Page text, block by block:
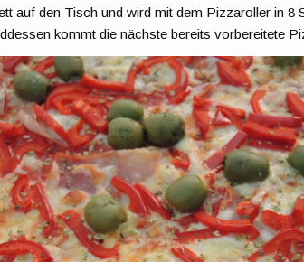
auf den Tisch und wird mit dem Pizzaroller in 8
kommt die nächste bereits vorbereitete